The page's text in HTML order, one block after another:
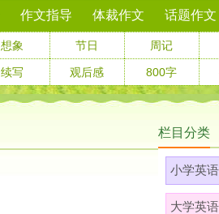
作文指导 体裁作文 话题作文
想象 节日 周记
续写 观后感 800字
栏目分类
小学英
文
大学英